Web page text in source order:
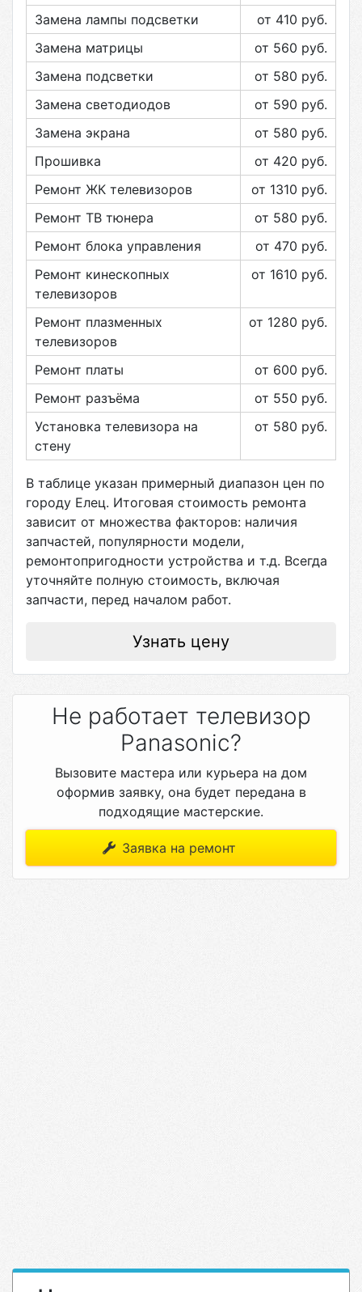
Замена лампы подсветки
от 410 руб.
Замена матрицы
от 560 руб.
Замена подсветки
от 580 руб.
Замена светодиодов
от 590 руб.
Замена экрана
от 580 руб.
Прошивка
от 420 руб.
Ремонт ЖК телевизоров
от 1310 руб.
Ремонт ТВ тюнера
от 580 руб.
Ремонт блока управления
от 470 руб.
Ремонт кинескопных
телевизоров
от 1610 руб.
Ремонт плазменных
телевизоров
от 1280 руб.
Ремонт платы от 600 руб.
Ремонт разъёма
от 550 руб.
Установка телевизора на
стену
от 580 руб.
В таблице указан примерный диапазон цен по
городу Елец. Итоговая стоимость ремонта
зависит от множества факторов: наличия
запчастей, популярности модели,
ремонтопригодности устройства и т.д. Всегда
уточняйте полную стоимость, включая
запчасти, перед началом работ.
Узнать цену
Не работает телевизор
Panasonic?
Вызовите мастера или курьера на дом
оформив заявку, она будет передана в
подходящие мастерские.
Заявка на ремонт